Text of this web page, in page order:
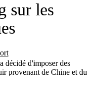
sur les
décidé d'imposer des
provenant de Chine et du